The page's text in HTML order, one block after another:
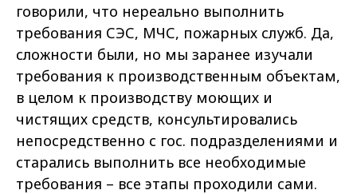
говорили, что нереально выполнить
требования СЭС, МЧС, пожарных служб. Да,
сложности были, но мы заранее изучали
требования к производственным объектам,
в целом к производству моющих и
чистящих средств, консультировались
непосредственно с гос. подразделениями и
старались выполнить все необходимые
требования – все этапы проходили сами.